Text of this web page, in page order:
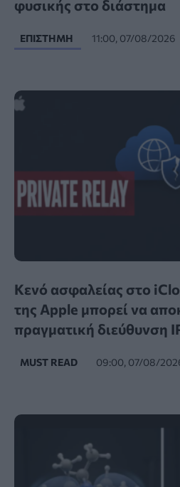
φυσικής στο διάστημα
ΕΠΙΣΤΉΜΗ 11:00, 07/08/2026
Κενό ασφαλείας στο
της Apple μπορεί να
πραγματική διεύθυνση
MUST READ 09:00, 07/08/